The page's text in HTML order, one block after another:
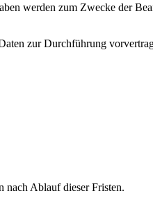
werden zum Zwecke der
zur Durchführung
nach Ablauf dieser Fristen.